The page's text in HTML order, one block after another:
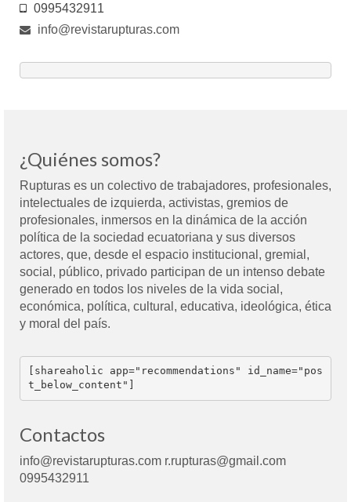
0995432911
info@revistarupturas.com
¿Quiénes somos?
Rupturas es un colectivo de trabajadores, profesionales,
intelectuales de izquierda, activistas, gremios de
profesionales, inmersos en la dinámica de la acción
política de la sociedad ecuatoriana y sus diversos
actores, que, desde el espacio institucional, gremial,
social, público, privado participan de un intenso debate
generado en todos los niveles de la vida social,
económica, política, cultural, educativa, ideológica, ética
y moral del país.
[shareaholic app="recommendations" id_name="pos
t_below_content"]
Contactos
info@revistarupturas.com r.rupturas@gmail.com
0995432911